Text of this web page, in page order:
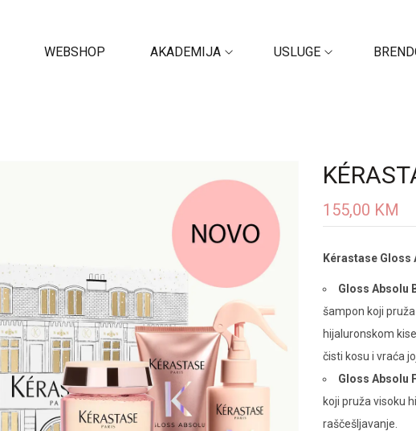
WEBSHOP AKADEMIJA USLUGE
155,00 KM
Kérastase Gloss
Gloss Absolu
šampon koji
hijaluronskom
čisti kosu i vraća
Gloss Absolu
koji pruža visoku
raščešljavanje.